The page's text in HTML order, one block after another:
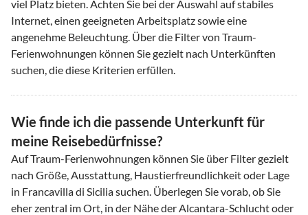
viel Platz bieten. Achten Sie bei der Auswahl auf stabiles
Internet, einen geeigneten Arbeitsplatz sowie eine
angenehme Beleuchtung. Über die Filter von Traum-
Ferienwohnungen können Sie gezielt nach Unterkünften
suchen, die diese Kriterien erfüllen.
Wie finde ich die passende Unterkunft für
meine Reisebedürfnisse?
Auf Traum-Ferienwohnungen können Sie über Filter gezielt
nach Größe, Ausstattung, Haustierfreundlichkeit oder Lage
in Francavilla di Sicilia suchen. Überlegen Sie vorab, ob Sie
eher zentral im Ort, in der Nähe der Alcantara-Schlucht oder